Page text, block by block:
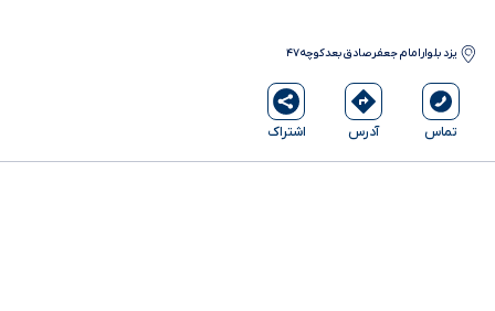
یزدبلوارامام جعفرصادق بعدکوچه۴۷
تماس آدرس اشتراک